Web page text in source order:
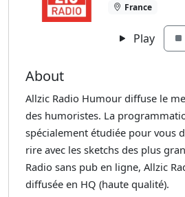
France
Play
About
Allzic Radio Humour diffuse le
des humoristes. La
spécialement étudiée pour vous
rire avec les sketchs des plus
Radio sans pub en ligne, Allzic
diffusée en HQ (haute qualité).